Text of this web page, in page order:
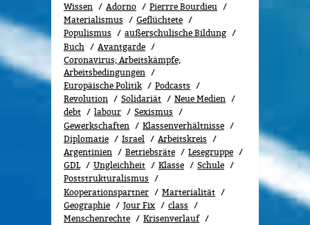
Wissen
Adorno
Pierrre Bourdieu
Materialismus
Geflüchtete
Populismus
außerschulische Bildung
Buch
Avantgarde
Coronavirus; Arbeitskämpfe;
Arbeitsbedingungen
Europäische Politik
Podcasts
Revolution
Solidariät
Neue Medien
debt
labour
Sexismus
Gewerk­schaf­ten
Klassenverhältnisse
Diplomatie
Israel
Arbeitskreis
Argentinien
Betriebsräte
Lesegruppe
GDL
Ungleichheit Klasse
Schule
Poststrukturalismus
Kooperationspartner
Marterialität
Geographie
Jour Fix
class
Menschenrechte
Kri­sen­ver­lauf